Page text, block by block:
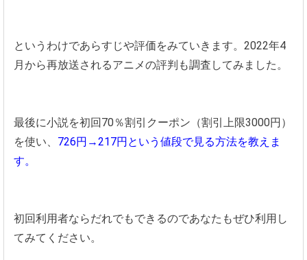
というわけであらすじや評価をみていきます。2022年4
月から再放送されるアニメの評判も調査してみました。
最後に小説を初回70％割引クーポン（割引上限3000円）
を使い、 726円→217円という値段で見る方法を教えま
す。
初回利用者ならだれでもできるのであなたもぜひ利用し
てみてください。